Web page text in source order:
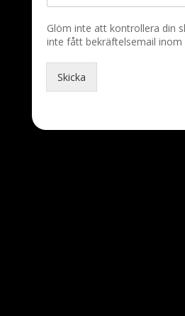
Glöm inte att kontrollera din
inte fått bekräftelsemail inom
Skicka